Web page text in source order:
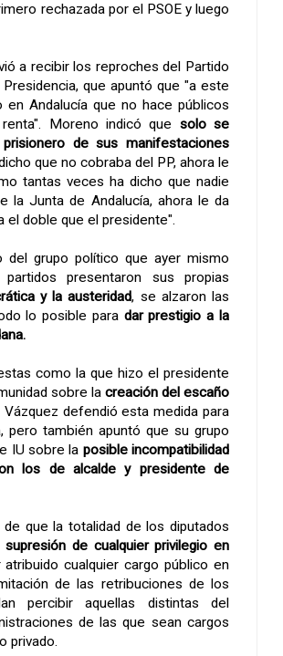
rechazada por el PSOE y luego
a recibir los reproches del Partido
que apuntó que "a este
Andalucía que no hace públicos
Moreno indicó que solo se
de sus manifestaciones
que no cobraba del PP, ahora le
tantas veces ha dicho que nadie
la Junta de Andalucía, ahora le da
doble que el presidente".
del grupo político que ayer mismo
presentaron sus propias
y la austeridad, se alzaron las
lo posible para dar prestigio a la
como la que hizo el presidente
sobre la creación del escaño
defendió esta medida para
pero también apuntó que su grupo
IU sobre la posible incompatibilidad
los de alcalde y presidente de
que la totalidad de los diputados
supresión de cualquier privilegio en
cualquier cargo público en
de las retribuciones de los
percibir aquellas distintas del
de las que sean cargos
privado.